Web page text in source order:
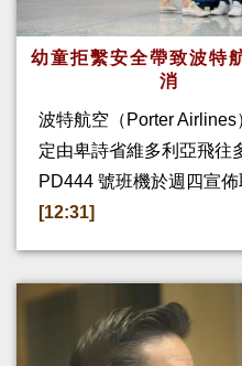
幼童拒繫安全帶致波特
消
波特航空（Porter Airlines
定由卑詩省維多利亞飛往
PD444 號班機於週四宣佈
[12:31]